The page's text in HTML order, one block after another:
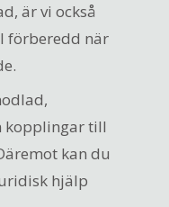
är vi också
förberedd när
kopplingar till
kan du
hjälp